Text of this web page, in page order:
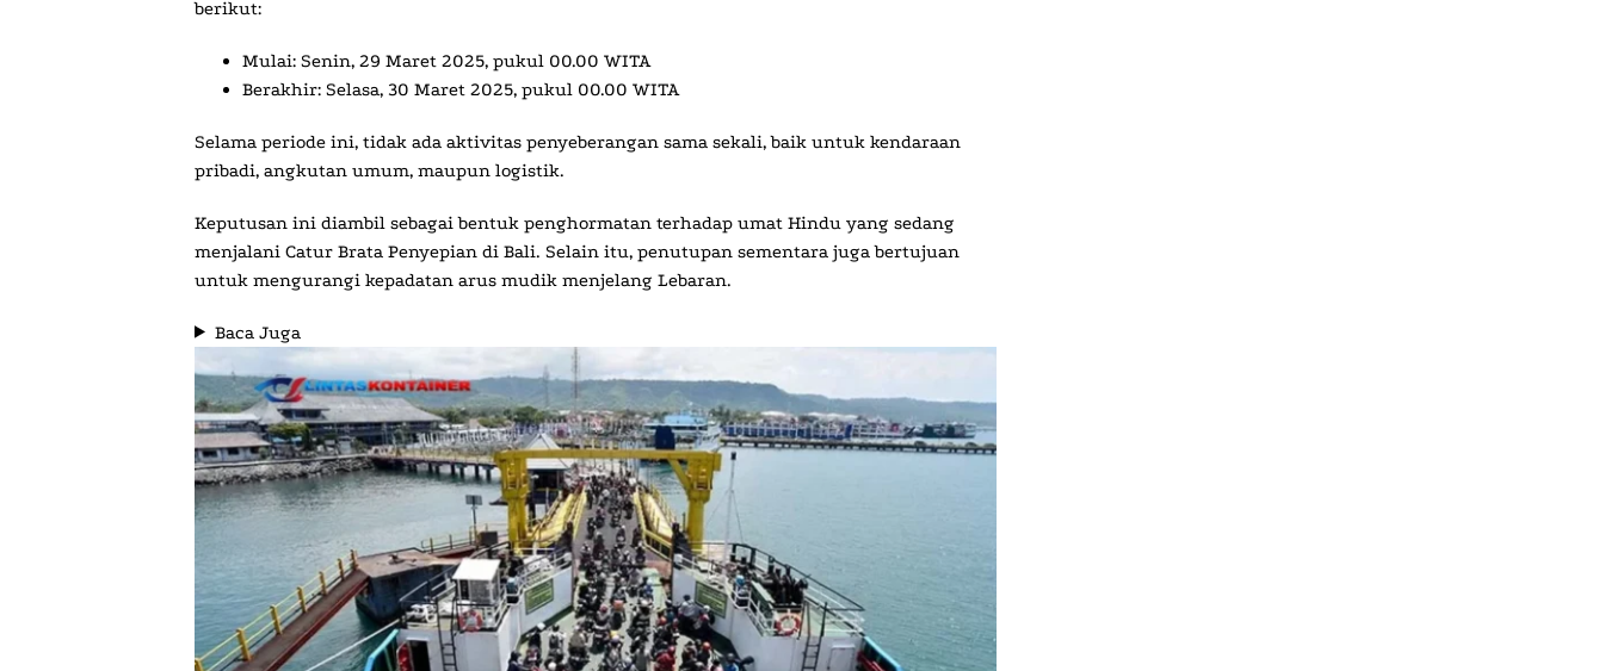
berikut:
Mulai: Senin, 29 Maret 2025, pukul 00.00 WITA
Berakhir: Selasa, 30 Maret 2025, pukul 00.00 WITA
Selama periode ini, tidak ada aktivitas penyeberangan sama sekali, baik untuk kendaraan
pribadi, angkutan umum, maupun logistik.
Keputusan ini diambil sebagai bentuk penghormatan terhadap umat Hindu yang sedang
menjalani Catur Brata Penyepian di Bali. Selain itu, penutupan sementara juga bertujuan
untuk mengurangi kepadatan arus mudik menjelang Lebaran.
Baca Juga